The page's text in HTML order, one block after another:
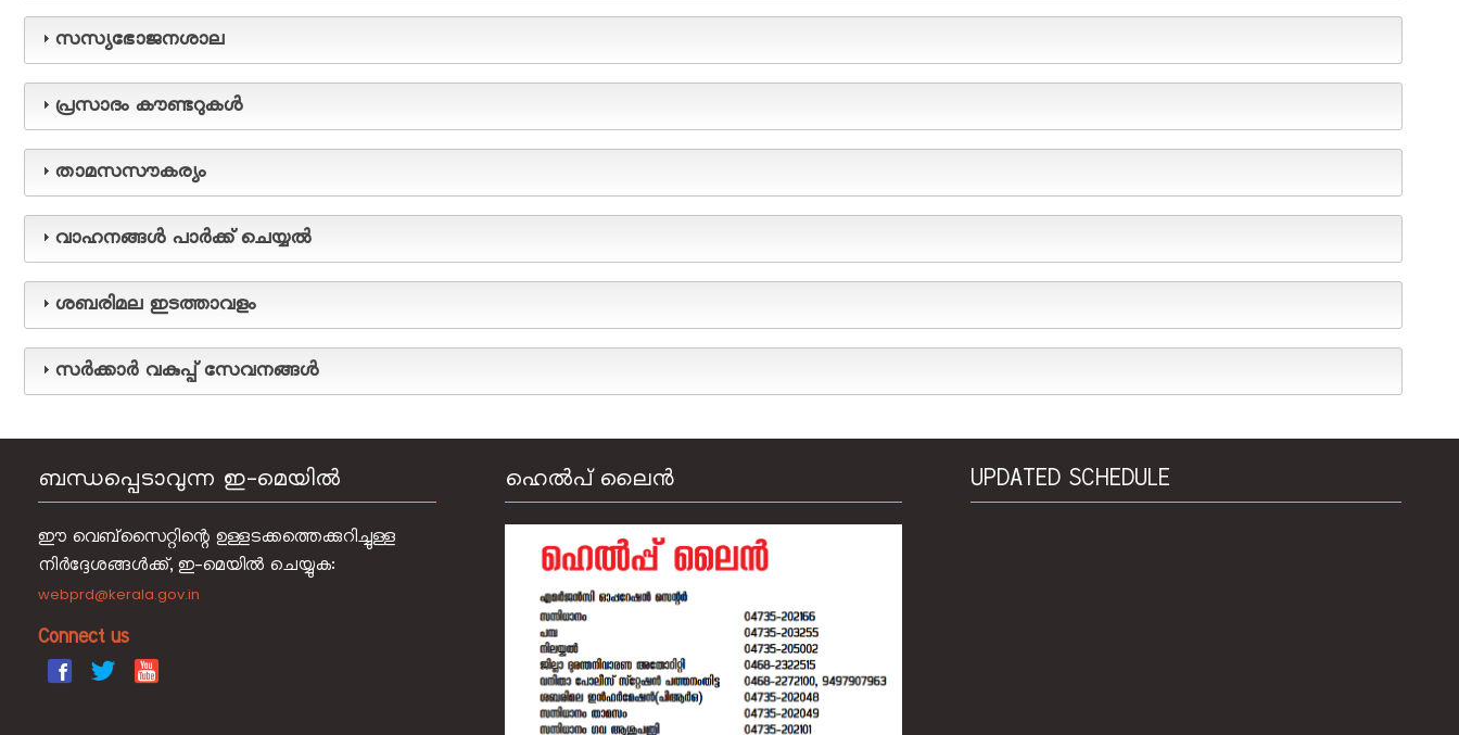
എങ്ങനെ
എത്തിച്ചേരാം
ഓൺലൈൻ
ഹെല്‍പ്
ലൈന്‍
ചിത്രശാല
സസ്യഭോജനശാല
പ്രസാദം കൗണ്ടറുകള്‍
താമസസൗകര്യം
വാഹനങ്ങള്‍ പാര്‍ക്ക് ചെയ്യല്‍
ശബരിമല ഇടത്താവളം
സർക്കാർ വകുപ്പ് സേവനങ്ങൾ
ബന്ധപ്പെടാവുന്ന ഇ-മെയിൽ
ഈ വെബ്‌സൈറ്റിന്റെ ഉള്ളടക്കത്തെക്കുറിച്ചുള്ള
നിർദ്ദേശങ്ങൾക്ക്, ഇ-മെയിൽ ചെയ്യുക:
webprd@kerala.gov.in
Connect us
ഹെല്‍പ് ലൈന്‍ UPDATED SCHEDULE